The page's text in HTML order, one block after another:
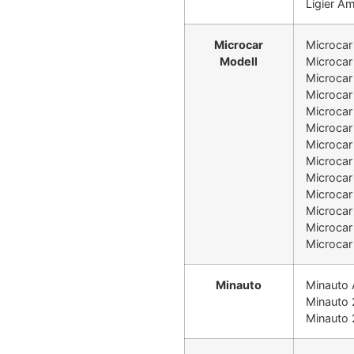
Ligier
Microcar
Modell
Microcar
Microcar
Microcar
Minauto
Minauto
Minauto
Minauto